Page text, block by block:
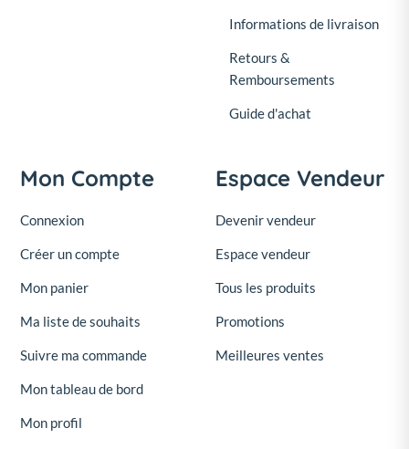
Informations de livraison
Retours &
Remboursements
Guide d'achat
Mon Compte
Connexion
Créer un compte
Mon panier
Ma liste de souhaits
Suivre ma commande
Mon tableau de bord
Mon profil
Espace Vendeur
Devenir vendeur
Espace vendeur
Tous les produits
Promotions
Meilleures ventes